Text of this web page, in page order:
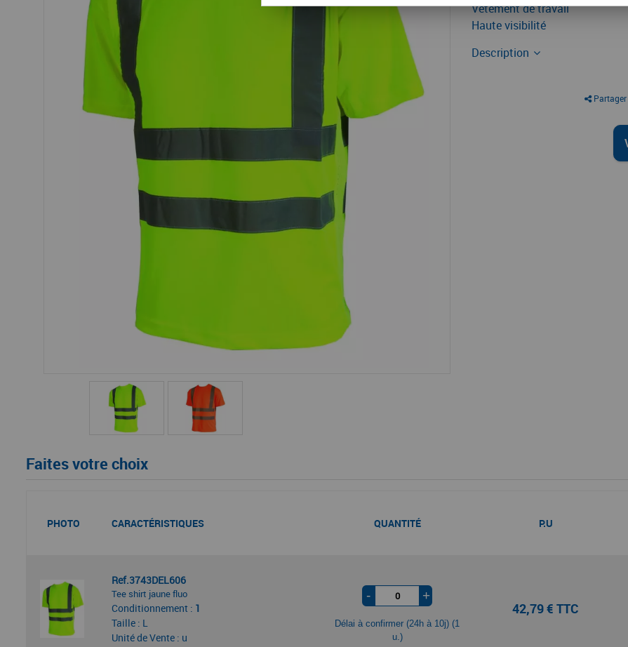
Vêtement de travail
Haute visibilité
Description
Faites votre choix
PHOTO CARACTÉRISTIQUES QUANTITÉ P.U
Ref.3743DEL606
Tee shirt jaune fluo
Conditionnement : 1
Taille : L
Unité de Vente : u
- +
Délai à confirmer (24h à 10j) (1
u.)
42,79 € TTC